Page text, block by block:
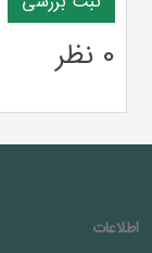
0 نظر
اطلاعات